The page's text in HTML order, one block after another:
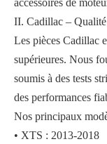
accessoires de
II. Cadillac – Qualité
Les pièces Cadillac
supérieures. Nous
soumis à des tests
des performances
Nos principaux
• XTS : 2013-2018